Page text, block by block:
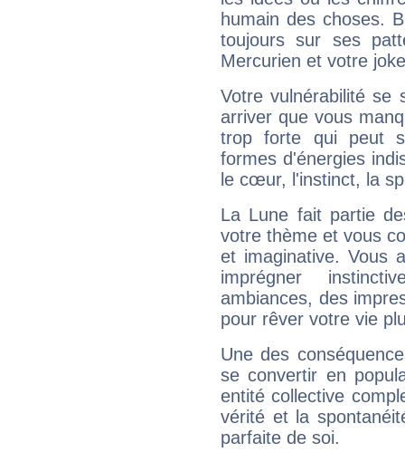
humain des choses.
toujours sur ses
Mercurien et votre
Votre vulnérabilité se
arriver que vous
trop forte qui peut
formes d'énergies
le cœur, l'instinct, la
La Lune fait partie
votre thème et vous
et imaginative. Vous
imprégner
ambiances, des
pour rêver votre vie
Une des
se convertir en
entité collective
vérité et la
parfaite de soi.